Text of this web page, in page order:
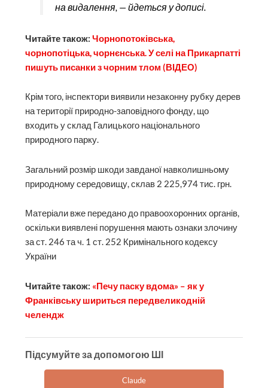
на видалення, — йдеться у дописі.
Читайте також:Чорнопотоківська,
чорнопотіцька, чорнєнська. У селі на Прикарпатті
пишуть писанки з чорним тлом (ВІДЕО)
Крім того, інспектори виявили незаконну рубку дерев
на території природно-заповідного фонду, що
входить у склад Галицького національного
природного парку.
Загальний розмір шкоди завданої навколишньому
природному середовищу, склав 2 225,974 тис. грн.
Матеріали вже передано до правоохоронних органів,
оскільки виявлені порушення мають ознаки злочину
за ст. 246 та ч. 1 ст. 252 Кримінального кодексу
України
Читайте також: «Печу паску вдома» – як у
Франківську шириться передвеликодній
челендж
Підсумуйте за допомогою ШІ
Claude